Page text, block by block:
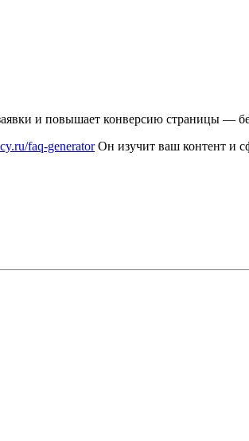
и повышает конверсию страницы —
faq-generatorОн изучит ваш контент и